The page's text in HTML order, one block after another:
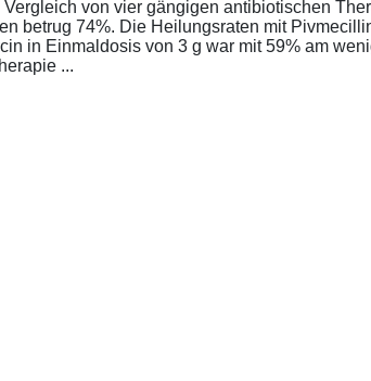
von vier gängigen antibiotischen
betrug 74%. Die Heilungsraten mit
in Einmaldosis von 3 g war mit 59% am
...